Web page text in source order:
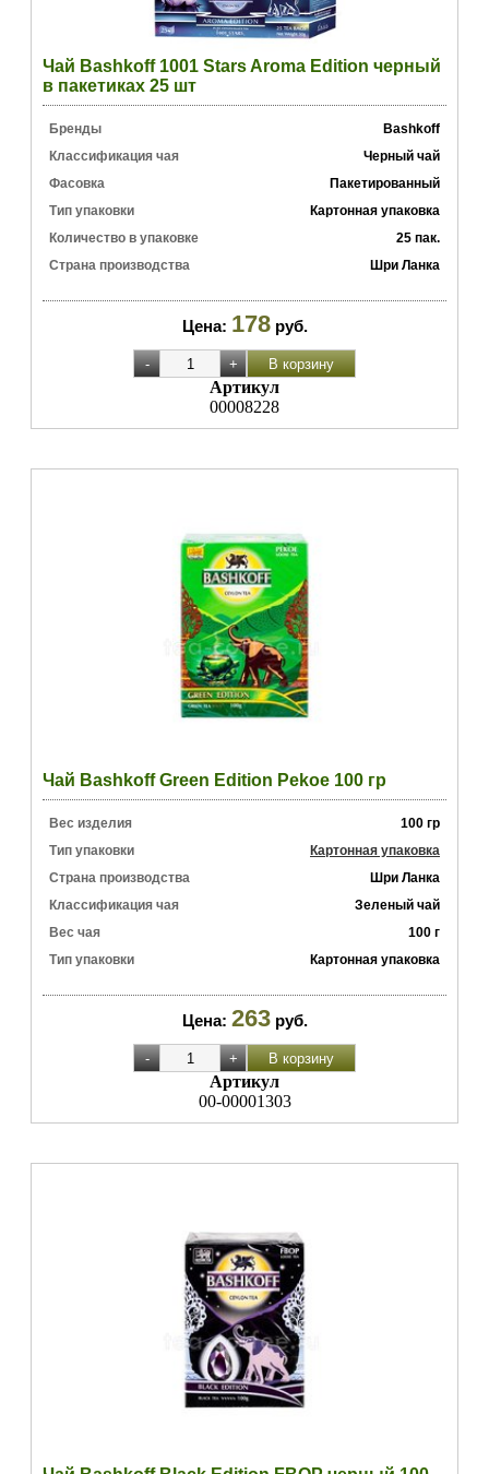
Чай Bashkoff 1001 Stars Aroma Edition черный
в пакетиках 25 шт
Бренды
Bashkoff
Классификация чая
Черный чай
Фасовка
Пакетированный
Тип упаковки
Картонная упаковка
Количество в упаковке
25 пак.
Страна производства
Шри Ланка
Цена: 178 руб.
Артикул
00008228
Чай Bashkoff Green Edition Pekoe 100 гр
Вес изделия
100 гр
Тип упаковки
Картонная упаковка
Страна производства
Шри Ланка
Классификация чая
Зеленый чай
Вес чая
100 г
Тип упаковки
Картонная упаковка
Цена: 263 руб.
Артикул
00-00001303